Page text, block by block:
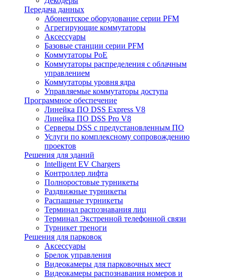
Передача данных
Абонентское оборудование серии PFM
Агрегирующие коммутаторы
Аксессуары
Базовые станции серии PFM
Коммутаторы PoE
Коммутаторы распределения с облачным
управлением
Коммутаторы уровня ядра
Управляемые коммутаторы доступа
Программное обеспечение
Линейка ПО DSS Express V8
Линейка ПО DSS Pro V8
Серверы DSS с предустановленным ПО
Услуги по комплексному сопровождению
проектов
Решения для зданий
Intelligent EV Chargers
Контроллер лифта
Полноростовые турникеты
Раздвижные турникеты
Распашные турникеты
Терминал распознавания лиц
Терминал Экстренной телефонной связи
Турникет треноги
Решения для парковок
Аксессуары
Брелок управления
Видеокамеры для парковочных мест
Видеокамеры распознавания номеров и